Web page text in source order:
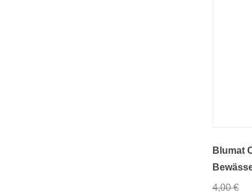
Blumat
4,00 €